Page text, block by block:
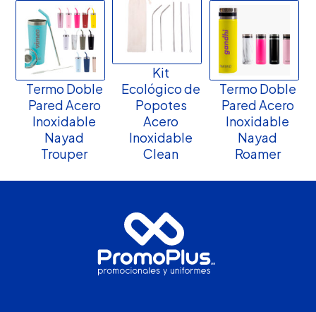
Termo Doble
Pared Acero
Inoxidable
Nayad
Trouper
Kit
Ecológico de
Popotes
Acero
Inoxidable
Clean
Termo Doble
Pared Acero
Inoxidable
Nayad
Roamer